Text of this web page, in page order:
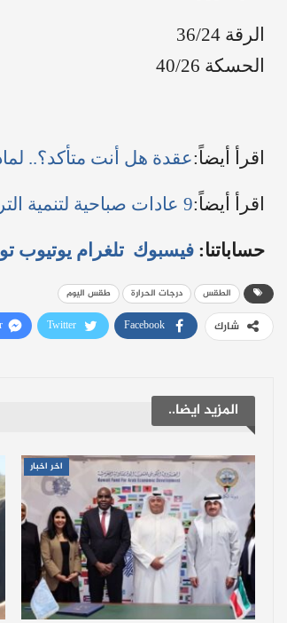
الرقة 36/24
الحسكة 40/26
اقرأ أيضاً:عقدة هل أنت متأكد؟..
اقرأ أيضاً:9 عادات صباحية لتنمية التركيز والذهن
حساباتنا: فيسبوك تلغرام يوتيوب
الطقس درجات الحرارة طقس اليوم
شارك Facebook
Twitter
المزيد ايضا..
اخر اخبار